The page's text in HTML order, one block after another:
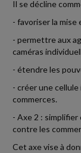
Il se décline
- favoriser la
- permettre aux
caméras
- étendre les
- créer une
commerces.
- Axe 2 :
contre les
Cet axe vise à